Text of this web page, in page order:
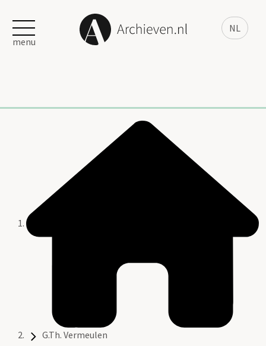
NL
menu
G.Th. Vermeulen